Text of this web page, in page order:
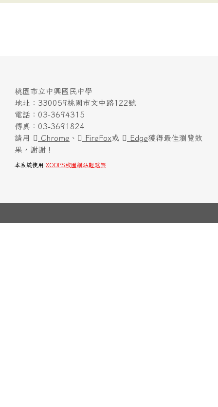
桃園市立中興國民中學
地址：330059桃園市文中路122號
電話：03-3694315
傳真：03-3691824
請用
Chrome 、 FireFox或 Edge獲得最佳瀏覽效
果，謝謝！
本系統使用 XOOPS校園網站輕鬆架